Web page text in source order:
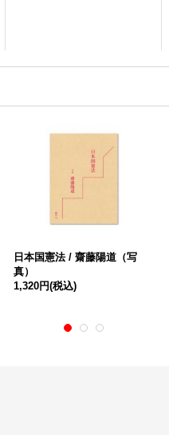
日本国憲法 / 齋藤陽道（写
真）
1,320円(税込)